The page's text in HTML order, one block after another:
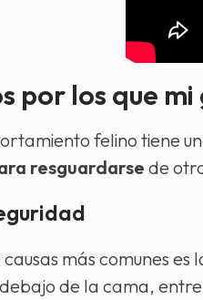
por los que
felino tiene
resguardarse de
más comunes
de la cama,